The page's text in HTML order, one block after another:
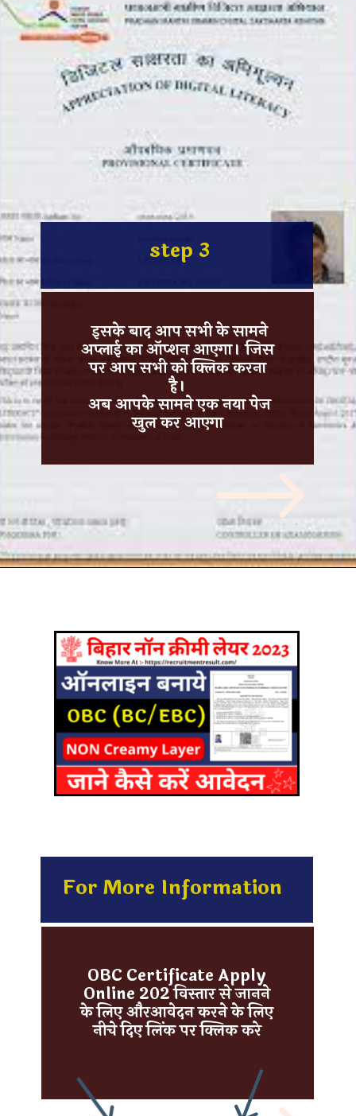
step 3
इसके बाद आप सभी के सामने
अप्लाई का ऑप्शन आएगा। जिस
पर आप सभी को क्लिक करना
है।
अब आपके सामने एक नया पेज
खुल कर आएगा
For More Information
OBC Certificate Apply
Online 202 विस्तार से जानने
के लिए औरआवेदन करने के लिए
नीचे दिए लिंक पर क्लिक करे